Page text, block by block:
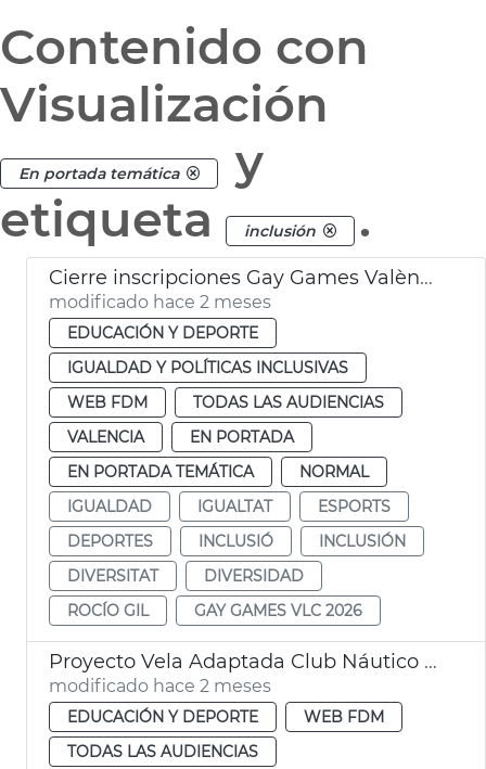
Contenido con
Visualización
En portada temática
y
etiqueta
inclusión .
Cierre inscripciones Gay Games València 2026
modificado hace 2 meses
EDUCACIÓN Y DEPORTE
IGUALDAD Y POLÍTICAS INCLUSIVAS
WEB FDM
TODAS LAS AUDIENCIAS
VALENCIA
EN PORTADA
EN PORTADA TEMÁTICA
NORMAL
IGUALDAD
IGUALTAT
ESPORTS
DEPORTES
INCLUSIÓ
INCLUSIÓN
DIVERSITAT
DIVERSIDAD
ROCÍO GIL
GAY GAMES VLC 2026
Proyecto Vela Adaptada Club Náutico València
modificado hace 2 meses
EDUCACIÓN Y DEPORTE
WEB FDM
TODAS LAS AUDIENCIAS